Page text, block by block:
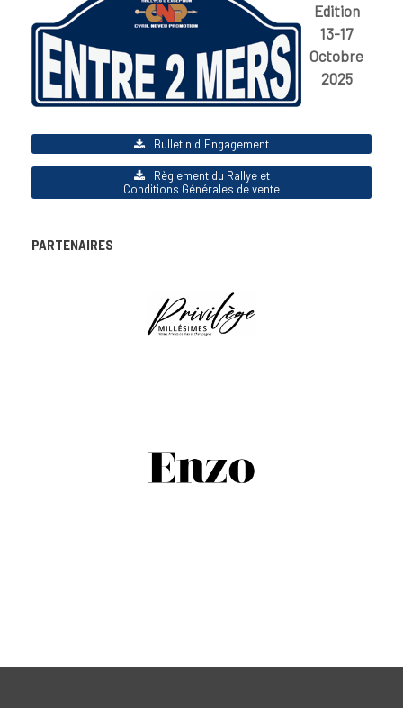
Edition
13-17
Octobre
2025
Bulletin d' Engagement
Règlement du Rallye et
Conditions Générales de vente
PARTENAIRES